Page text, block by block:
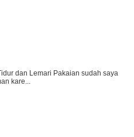
dan Lemari Pakaian sudah saya
kare...